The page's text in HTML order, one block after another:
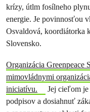
krízy, útlm fosílneho
energie. Je povinnosťou
Osvaldová, koordiátorka
Slovensko.
Organizácia Greenpeace
mimovládnymi
iniciatívu.
Jej cieľom
podpisov a dosiahnuť